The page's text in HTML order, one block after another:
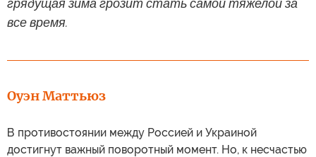
грядущая зима грозит стать самой тяжелой за
все время.
Оуэн Маттьюз
В противостоянии между Россией и Украиной
достигнут важный поворотный момент. Но, к несчастью